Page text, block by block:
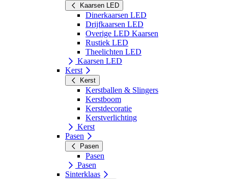
Kaarsen LED
Dinerkaarsen LED
Drijfkaarsen LED
Overige LED Kaarsen
Rustiek LED
Theelichten LED
Kaarsen LED
Kerst
Kerst
Kerstballen & Slingers
Kerstboom
Kerstdecoratie
Kerstverlichting
Kerst
Pasen
Pasen
Pasen
Pasen
Sinterklaas